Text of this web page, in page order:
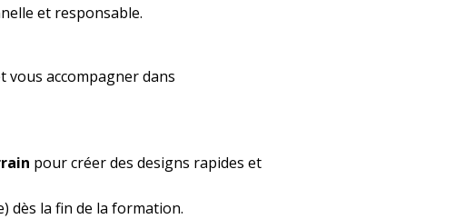
et responsable.
vous accompagner dans
pour créer des designs rapides et
dès la fin de la formation.